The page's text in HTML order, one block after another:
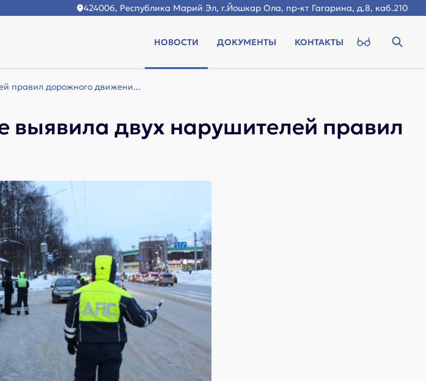
424006, Республика Марий Эл, г.Йошкар Ола, пр-кт Гагарина, д.8, каб.210
НОВОСТИ ДОКУМЕНТЫ КОНТАКТЫ
правил дорожного движени...
двух нарушителей правил